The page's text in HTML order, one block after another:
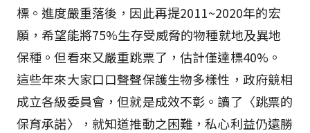
標。進度嚴重落後，因此再提2011~2020年的宏
願，希望能將75%生存受威脅的物種就地及異地
保種。但看來又嚴重跳票了，估計僅達標40%。
這些年來大家口口聲聲保護生物多樣性，政府競相
成立各級委員會，但就是成效不彰。讀了〈跳票的
保育承諾〉，就知道推動之困難，私心利益仍遠勝